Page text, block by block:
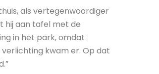
als vertegenwoordiger
hij aan tafel met de
in het park, omdat
kwam er. Op dat